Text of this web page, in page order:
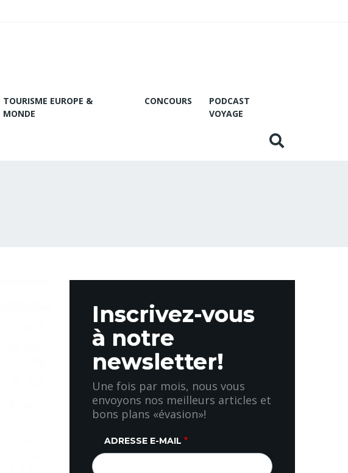
TOURISME EUROPE &
MONDE
CONCOURS
PODCAST
VOYAGE
Inscrivez-vous
à notre
newsletter!
Une fois par mois, nous vous
envoyons nos meilleurs articles et
bons plans «évasion»!
ADRESSE E-MAIL